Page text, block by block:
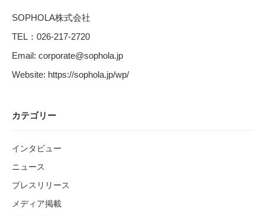
SOPHOLA株式会社
TEL：026-217-2720
Email: corporate@sophola.jp
Website: https://sophola.jp/wp/
カテゴリー
インタビュー
ニュース
プレスリリース
メディア掲載